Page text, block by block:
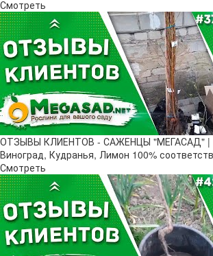
Смотреть
ОТЗЫВЫ КЛИЕНТОВ - САЖЕНЦЫ "МЕГАСАД" |
Виноград, Кудранья, Лимон 100%
Смотреть